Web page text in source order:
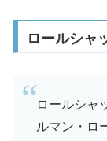
ロールシャ
ロールシャ
ルマン・ロ